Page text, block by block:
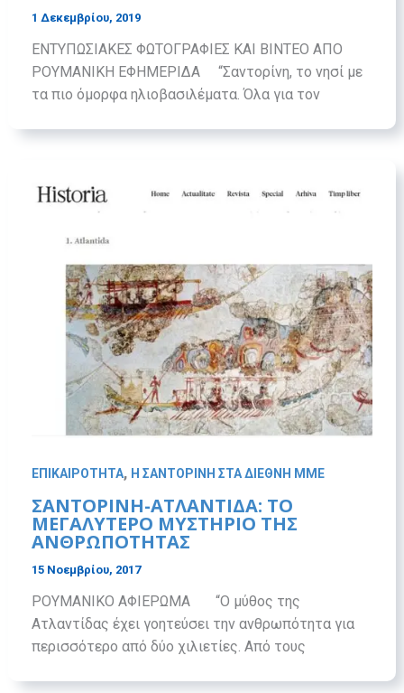
1 Δεκεμβρίου, 2019
ΕΝΤΥΠΩΣΙΑΚΕΣ ΦΩΤΟΓΡΑΦΙΕΣ ΚΑΙ ΒΙΝΤΕΟ ΑΠΟ
ΡΟΥΜΑΝΙΚΗ ΕΦΗΜΕΡΙΔΑ “Σαντορίνη, το νησί με
τα πιο όμορφα ηλιοβασιλέματα. Όλα για τον
ΕΠΙΚΑΙΡΟΤΗΤΑ, Η ΣΑΝΤΟΡΙΝΗ ΣΤΑ ΔΙΕΘΝΗ ΜΜΕ
ΣΑΝΤΟΡΙΝΗ-ΑΤΛΑΝΤΙΔΑ: ΤΟ
ΜΕΓΑΛΥΤΕΡΟ ΜΥΣΤΗΡΙΟ ΤΗΣ
ΑΝΘΡΩΠΟΤΗΤΑΣ
15 Νοεμβρίου, 2017
ΡΟΥΜΑΝΙΚΟ ΑΦΙΕΡΩΜΑ “Ο μύθος της
Ατλαντίδας έχει γοητεύσει την ανθρωπότητα για
περισσότερο από δύο χιλιετίες. Aπό τους